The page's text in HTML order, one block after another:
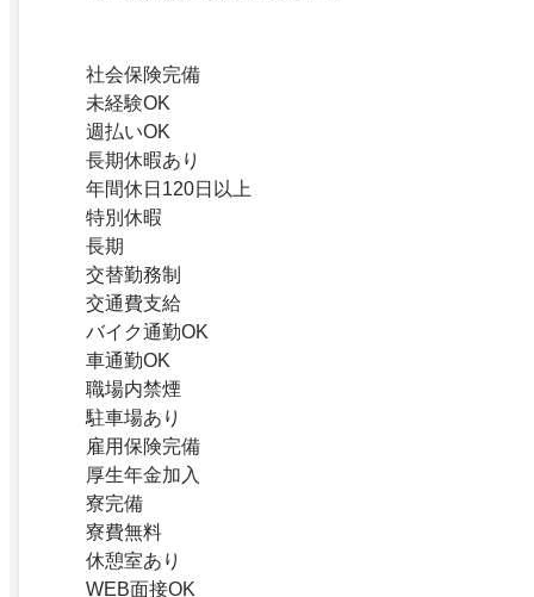
社会保険完備
未経験OK
週払いOK
長期休暇あり
年間休日120日以上
特別休暇
長期
交替勤務制
交通費支給
バイク通勤OK
車通勤OK
職場内禁煙
駐車場あり
雇用保険完備
厚生年金加入
寮完備
寮費無料
休憩室あり
WEB面接OK